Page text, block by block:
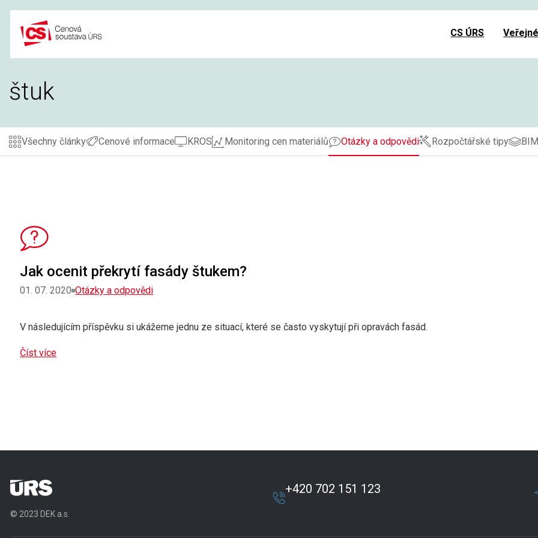
obsah
CS ÚRS
štuk
Všechny články Cenové informace KROS Monitoring cen materiálů Otázky a odpovědi Rozpočtářské tipy BIM
Jak ocenit překrytí fasády štukem?
01. 07. 2020 Rubriky
Otázky a odpovědi
V následujícím příspěvku si ukážeme jednu ze situací, které se často vyskytují při opravách fasád.
Číst více
© 2023 DEK a.s.
+420 702 151 123